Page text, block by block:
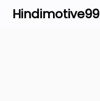
SkipHindimotive99